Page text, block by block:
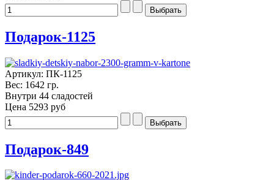
Подарок-1125
Артикул: ПК-1125
Вес: 1642 гр.
Внутри 44 сладостей
Цена 5293 руб
Подарок-849